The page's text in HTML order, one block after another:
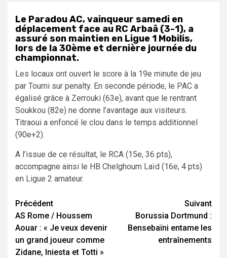
Le Paradou AC, vainqueur samedi en
déplacement face au RC Arbaâ (3-1), a
assuré son maintien en Ligue 1 Mobilis,
lors de la 30ème et dernière journée du
championnat.
Les locaux ont ouvert le score à la 19e minute de jeu
par Toumi sur penalty. En seconde période, le PAC a
égalisé grâce à Zerrouki (63e), avant que le rentrant
Soukkou (82e) ne donne l’avantage aux visiteurs.
Titraoui a enfoncé le clou dans le temps additionnel
(90e+2).
A l’issue de ce résultat, le RCA (15e, 36 pts),
accompagne ainsi le HB Chelghoum Laïd (16e, 4 pts)
en Ligue 2 amateur.
Navigation
d’article
Précédent
AS Rome / Houssem
Aouar : « Je veux devenir
un grand joueur comme
Zidane, Iniesta et Totti »
Suivant
Borussia Dortmund :
Bensebaïni entame les
entraînements